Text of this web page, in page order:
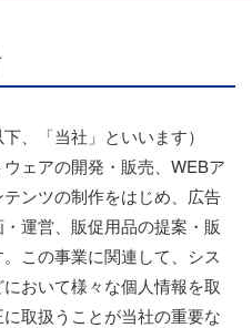
、「当社」といいます）
ェアの開発・販売、WEBア
ンツの制作をはじめ、広告
運営、販促用品の提案・販
この事業に関連して、シス
おいて様々な個人情報を取
取扱うことが当社の重要な